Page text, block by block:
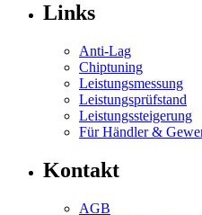
Links
Anti-Lag
Chiptuning
Leistungsmessung
Leistungsprüfstand
Leistungssteigerung
Für Händler &
Kontakt
AGB